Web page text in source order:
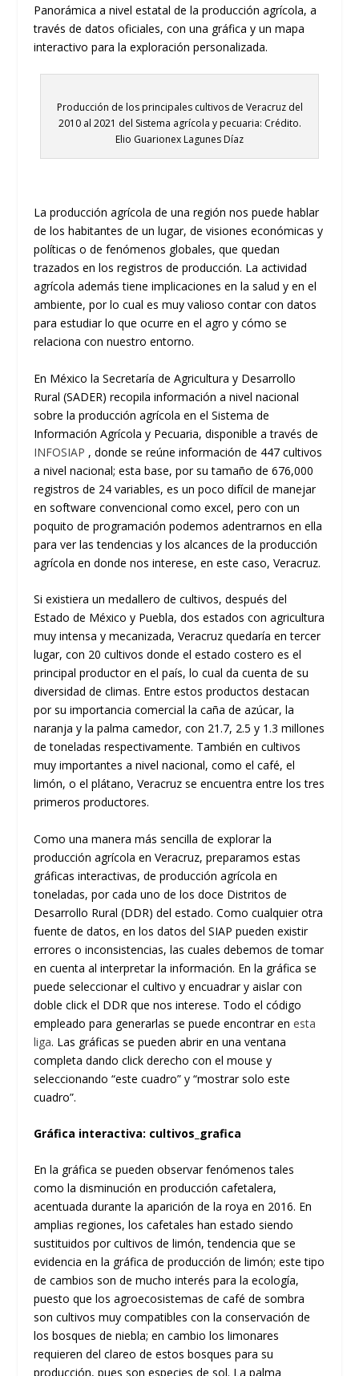
Panorámica a nivel estatal de la producción agrícola, a
través de datos oficiales, con una gráfica y un mapa
interactivo para la exploración personalizada.
Producción de los principales cultivos de Veracruz del
2010 al 2021 del Sistema agrícola y pecuaria: Crédito.
Elio Guarionex Lagunes Díaz
La producción agrícola de una región nos puede hablar
de los habitantes de un lugar, de visiones económicas y
políticas o de fenómenos globales, que quedan
trazados en los registros de producción. La actividad
agrícola además tiene implicaciones en la salud y en el
ambiente, por lo cual es muy valioso contar con datos
para estudiar lo que ocurre en el agro y cómo se
relaciona con nuestro entorno.
En México la Secretaría de Agricultura y Desarrollo
Rural (SADER) recopila información a nivel nacional
sobre la producción agrícola en el Sistema de
Información Agrícola y Pecuaria, disponible a través de
INFOSIAP , donde se reúne información de 447 cultivos
a nivel nacional; esta base, por su tamaño de 676,000
registros de 24 variables, es un poco difícil de manejar
en software convencional como excel, pero con un
poquito de programación podemos adentrarnos en ella
para ver las tendencias y los alcances de la producción
agrícola en donde nos interese, en este caso, Veracruz.
Si existiera un medallero de cultivos, después del
Estado de México y Puebla, dos estados con agricultura
muy intensa y mecanizada, Veracruz quedaría en tercer
lugar, con 20 cultivos donde el estado costero es el
principal productor en el país, lo cual da cuenta de su
diversidad de climas. Entre estos productos destacan
por su importancia comercial la caña de azúcar, la
naranja y la palma camedor, con 21.7, 2.5 y 1.3 millones
de toneladas respectivamente. También en cultivos
muy importantes a nivel nacional, como el café, el
limón, o el plátano, Veracruz se encuentra entre los tres
primeros productores.
Como una manera más sencilla de explorar la
producción agrícola en Veracruz, preparamos estas
gráficas interactivas, de producción agrícola en
toneladas, por cada uno de los doce Distritos de
Desarrollo Rural (DDR) del estado. Como cualquier otra
fuente de datos, en los datos del SIAP pueden existir
errores o inconsistencias, las cuales debemos de tomar
en cuenta al interpretar la información. En la gráfica se
puede seleccionar el cultivo y encuadrar y aislar con
doble click el DDR que nos interese. Todo el código
empleado para generarlas se puede encontrar enesta
liga. Las gráficas se pueden abrir en una ventana
completa dando click derecho con el mouse y
seleccionando “este cuadro” y “mostrar solo este
cuadro”.
Gráfica interactiva: cultivos_grafica
En la gráfica se pueden observar fenómenos tales
como la disminución en producción cafetalera,
acentuada durante la aparición de la roya en 2016. En
amplias regiones, los cafetales han estado siendo
sustituidos por cultivos de limón, tendencia que se
evidencia en la gráfica de producción de limón; este tipo
de cambios son de mucho interés para la ecología,
puesto que los agroecosistemas de café de sombra
son cultivos muy compatibles con la conservación de
los bosques de niebla; en cambio los limonares
requieren del clareo de estos bosques para su
producción, pues son especies de sol. La palma